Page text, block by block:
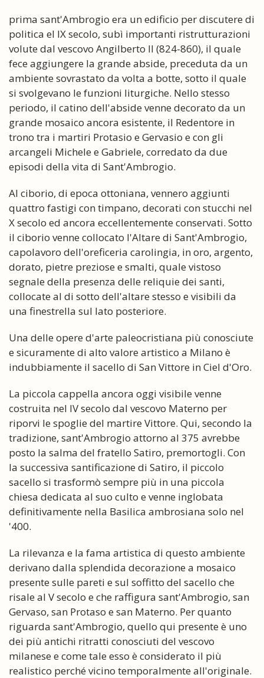
prima sant'Ambrogio era un edificio per discutere di
politica el IX secolo, subì importanti ristrutturazioni
volute dal vescovo Angilberto II (824-860), il quale
fece aggiungere la grande abside, preceduta da un
ambiente sovrastato da volta a botte, sotto il quale
si svolgevano le funzioni liturgiche. Nello stesso
periodo, il catino dell'abside venne decorato da un
grande mosaico ancora esistente, il Redentore in
trono tra i martiri Protasio e Gervasio e con gli
arcangeli Michele e Gabriele, corredato da due
episodi della vita di Sant'Ambrogio.
Al ciborio, di epoca ottoniana, vennero aggiunti
quattro fastigi con timpano, decorati con stucchi nel
X secolo ed ancora eccellentemente conservati. Sotto
il ciborio venne collocato l'Altare di Sant'Ambrogio,
capolavoro dell'oreficeria carolingia, in oro, argento,
dorato, pietre preziose e smalti, quale vistoso
segnale della presenza delle reliquie dei santi,
collocate al di sotto dell'altare stesso e visibili da
una finestrella sul lato posteriore.
Una delle opere d'arte paleocristiana più conosciute
e sicuramente di alto valore artistico a Milano è
indubbiamente il sacello di San Vittore in Ciel d'Oro.
La piccola cappella ancora oggi visibile venne
costruita nel IV secolo dal vescovo Materno per
riporvi le spoglie del martire Vittore. Qui, secondo la
tradizione, sant'Ambrogio attorno al 375 avrebbe
posto la salma del fratello Satiro, premortogli. Con
la successiva santificazione di Satiro, il piccolo
sacello si trasformò sempre più in una piccola
chiesa dedicata al suo culto e venne inglobata
definitivamente nella Basilica ambrosiana solo nel
'400.
La rilevanza e la fama artistica di questo ambiente
derivano dalla splendida decorazione a mosaico
presente sulle pareti e sul soffitto del sacello che
risale al V secolo e che raffigura sant'Ambrogio, san
Gervaso, san Protaso e san Materno. Per quanto
riguarda sant'Ambrogio, quello qui presente è uno
dei più antichi ritratti conosciuti del vescovo
milanese e come tale esso è considerato il più
realistico perché vicino temporalmente all'originale.